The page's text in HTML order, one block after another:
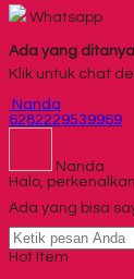
Whatsapp
Ada yang
Klik untuk chat
Nanda
6282229539969
Nanda
Halo,
Ada yang bisa
Hot Item